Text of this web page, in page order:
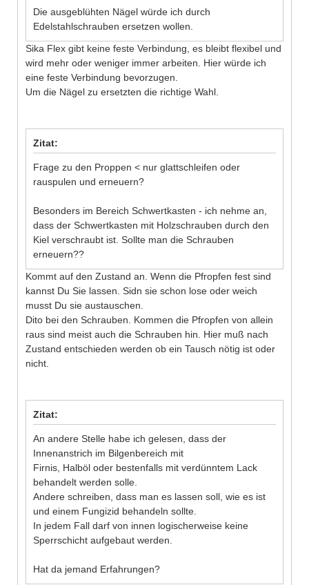
Die ausgeblühten Nägel würde ich durch
Edelstahlschrauben ersetzen wollen.
Sika Flex gibt keine feste Verbindung, es bleibt flexibel und
wird mehr oder weniger immer arbeiten. Hier würde ich
eine feste Verbindung bevorzugen.
Um die Nägel zu ersetzten die richtige Wahl.
Zitat:
Frage zu den Proppen < nur glattschleifen oder
rauspulen und erneuern?
Besonders im Bereich Schwertkasten - ich nehme an,
dass der Schwertkasten mit Holzschrauben durch den
Kiel verschraubt ist. Sollte man die Schrauben
erneuern??
Kommt auf den Zustand an. Wenn die Pfropfen fest sind
kannst Du Sie lassen. Sidn sie schon lose oder weich
musst Du sie austauschen.
Dito bei den Schrauben. Kommen die Pfropfen von allein
raus sind meist auch die Schrauben hin. Hier muß nach
Zustand entschieden werden ob ein Tausch nötig ist oder
nicht.
Zitat:
An andere Stelle habe ich gelesen, dass der
Innenanstrich im Bilgenbereich mit
Firnis, Halböl oder bestenfalls mit verdünntem Lack
behandelt werden solle.
Andere schreiben, dass man es lassen soll, wie es ist
und einem Fungizid behandeln sollte.
In jedem Fall darf von innen logischerweise keine
Sperrschicht aufgebaut werden.
Hat da jemand Erfahrungen?